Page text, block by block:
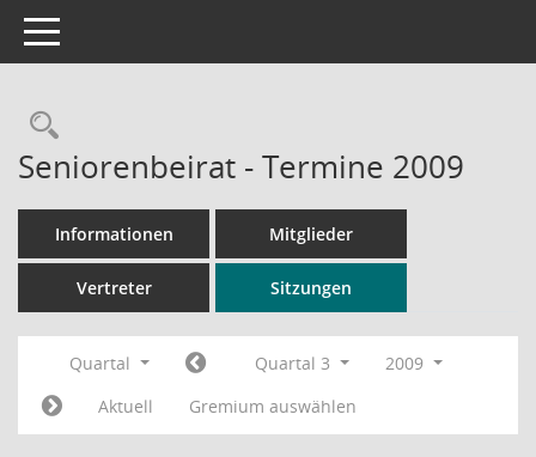
Toggle navigation
Rechercheauswahl
Seniorenbeirat - Termine 2009
Informationen Mitglieder
Vertreter Sitzungen
Quartal Quartal 3
2009
Aktuell
Gremium auswählen